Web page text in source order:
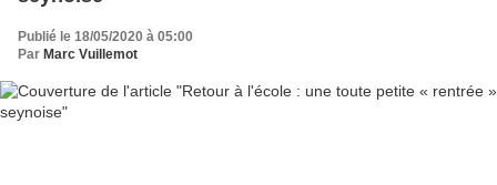
Publié le 18/05/2020 à 05:00
Par Marc Vuillemot